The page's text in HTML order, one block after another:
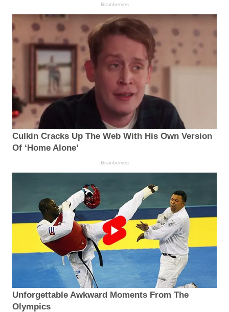
Brainberries
Culkin Cracks Up The Web With His Own Version
Of ‘Home Alone’
Brainberries
Unforgettable Awkward Moments From The
Olympics